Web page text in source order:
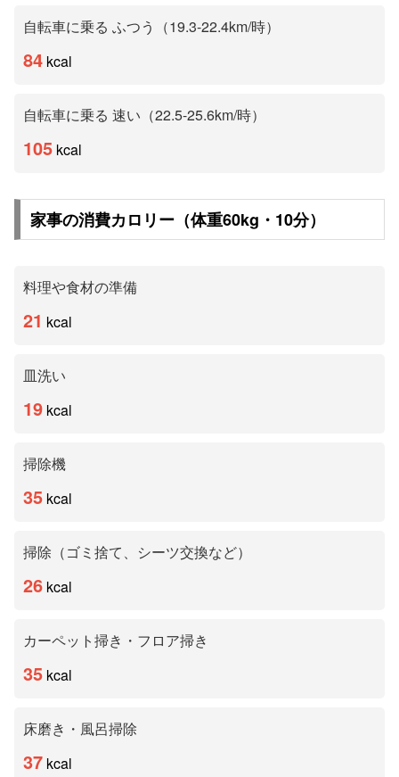
自転車に乗る ふつう（19.3-22.4km/時）
84 kcal
自転車に乗る 速い（22.5-25.6km/時）
105 kcal
家事の消費カロリー（体重60kg・ 10分）
料理や食材の準備
21 kcal
皿洗い
19 kcal
掃除機
35 kcal
掃除（ゴミ捨て、シーツ交換など）
26 kcal
カーペット掃き・フロア掃き
35 kcal
床磨き・風呂掃除
37 kcal